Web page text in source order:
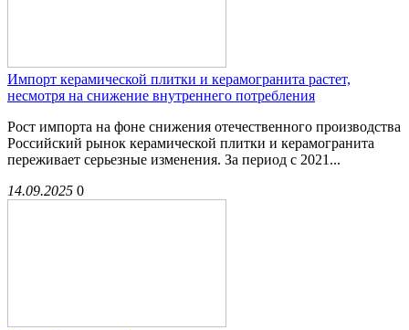
Импорт керамической плитки и керамогранита растет,
несмотря на снижение внутреннего потребления
Рост импорта на фоне снижения отечественного производства
Российский рынок керамической плитки и керамогранита
переживает серьезные изменения. За период с 2021...
14.09.2025 0